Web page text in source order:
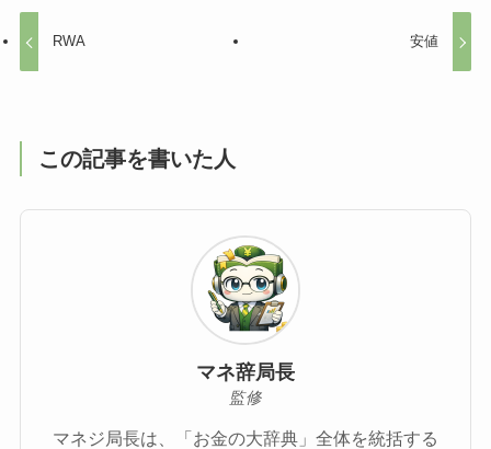
RWA 安値
この記事を書いた人
マネ辞局長
監修
マネジ局長は、「お金の大辞典」全体を統括する